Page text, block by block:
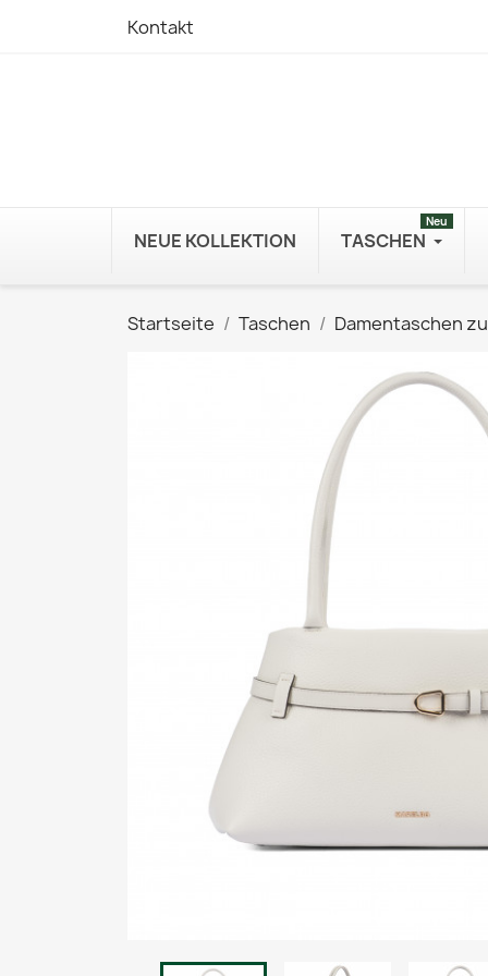
Kontakt
NEUE KOLLEKTION TASCHEN
Neu
Startseite Taschen Damentaschen